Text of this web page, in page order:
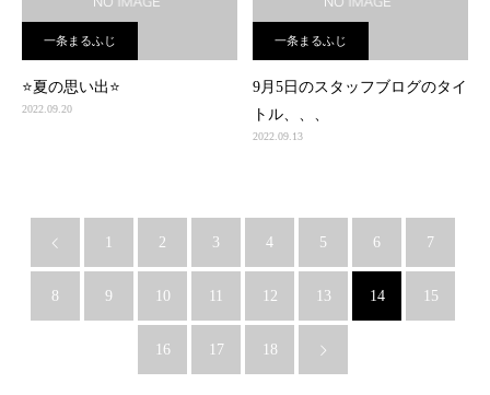
一条まるふじ
⭐️夏の思い出⭐️
2022.09.20
一条まるふじ
9月5日のスタッフブログのタイ
トル、、、
2022.09.13
1 2 3 4 5 6 7
8 9 10 11 12 13 14 15
16 17 18